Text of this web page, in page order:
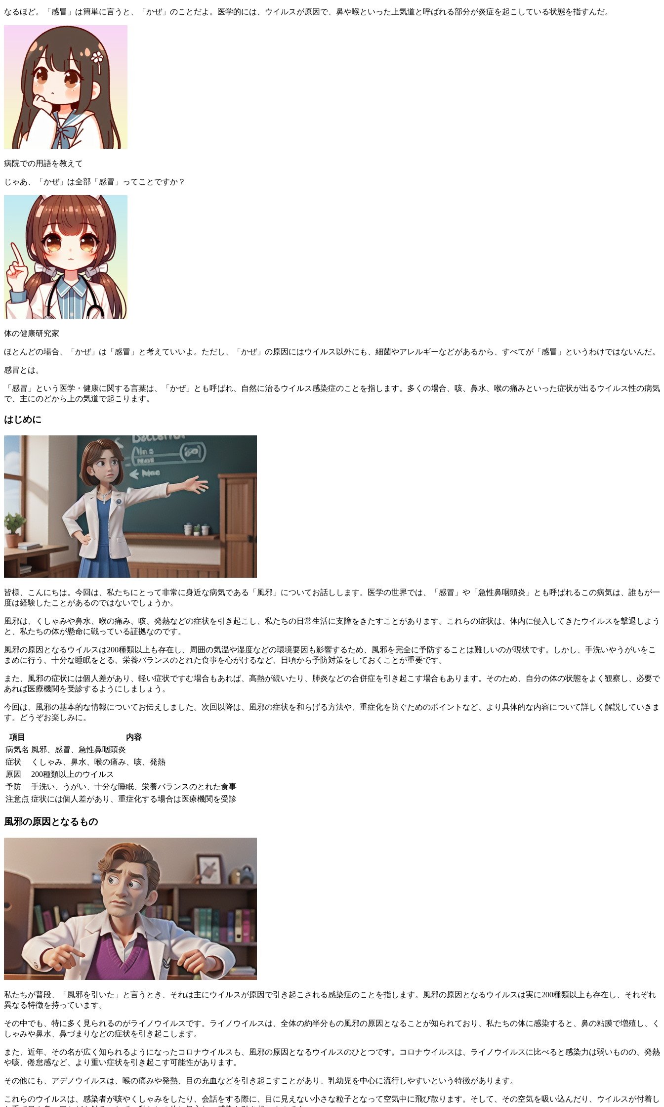
なるほど。「感冒」は簡単に言うと、「かぜ」のことだよ。医学的には、ウイルスが原因で、鼻や喉といった上気道と呼ばれる部分が炎症を起こしている状態を指すんだ。
病院での用語を教えて
じゃあ、「かぜ」は全部「感冒」ってことですか？
体の健康研究家
ほとんどの場合、「かぜ」は「感冒」と考えていいよ。ただし、「かぜ」の原因にはウイルス以外にも、細菌やアレルギーなどがあるから、すべてが「感冒」というわけではないんだ。
感冒とは。
「感冒」という医学・健康に関する言葉は、「かぜ」とも呼ばれ、自然に治るウイルス感染症のことを指します。多くの場合、咳、鼻水、喉の痛みといった症状が出るウイルス性の病気
で、主にのどから上の気道で起こります。
はじめに
皆様、こんにちは。今回は、私たちにとって非常に身近な病気である「風邪」についてお話しします。医学の世界では、「感冒」や「急性鼻咽頭炎」とも呼ばれるこの病気は、 誰もが一
度は経験したことがあるのではないでしょうか。
風邪は、くしゃみや鼻水、喉の痛み、咳、発熱などの症状を引き起こし、私たちの日常生活に支障をきたすことがあります。これらの症状は、体内に侵入してきたウイルスを撃退しよう
と、私たちの体が懸命に戦っている証拠なのです。
風邪の原因となるウイルスは200種類以上も存在し、周囲の気温や湿度などの環境要因も影響するため、風邪を完全に予防することは難しいのが現状です。しかし、 手洗いやうがいをこ
まめに行う
、十分な睡眠をとる、栄養バランスのとれた食事を心がけるなど、日頃から予防対策をしておくことが重要です。
また、風邪の症状には個人差があり、軽い症状ですむ場合もあれば、高熱が続いたり、肺炎などの合併症を引き起こす場合もあります。そのため、
自分の体の状態をよく観察し、必要で
あれば医療機関を受診する ようにしましょう。
今回は、風邪の基本的な情報についてお伝えしました。次回以降は、風邪の症状を和らげる方法や、重症化を防ぐためのポイントなど、より具体的な内容について詳しく解説していきま
す。どうぞお楽しみに。
項目
内容
病気名 風邪、感冒、急性鼻咽頭炎
症状
くしゃみ、鼻水、喉の痛み、咳、発熱
原因
200種類以上のウイルス
予防
手洗い、うがい、十分な睡眠、栄養バランスのとれた食事
注意点 症状には個人差があり、重症化する場合は医療機関を受診
風邪の原因となるもの
私たちが普段、「風邪を引いた」と言うとき、それは主にウイルスが原因で引き起こされる感染症のことを指します。風邪の原因となるウイルスは実に200種類以上も存在し、それぞれ
異なる特徴を持っています。
その中でも、特に多く見られるのがライノウイルスです。ライノウイルスは、全体の約半分もの風邪の原因となることが知られており、私たちの体に感染すると、鼻の粘膜で増殖し、く
しゃみや鼻水、鼻づまりなどの症状を引き起こします。
また、近年、その名が広く知られるようになった コロナウイルス も、風邪の原因となるウイルスのひとつです。コロナウイルスは、ライノウイルスに比べると感染力は弱いものの、発熱
や咳、倦怠感など、より重い症状を引き起こす可能性があります。
その他にも、 アデノウイルスは、喉の痛みや発熱、目の充血などを引き起こすことがあり、乳幼児を中心に流行しやすいという特徴があります。
これらのウイルスは、感染者が咳やくしゃみをしたり、会話をする際に、 目に見えない小さな粒子となって空気中に飛び散ります。そして、その空気を吸い込んだり、ウイルスが付着し